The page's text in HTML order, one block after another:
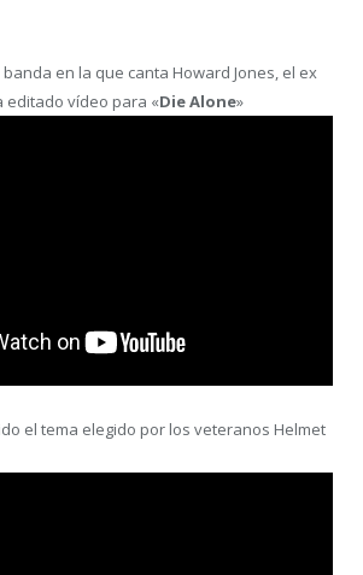
banda en la que canta Howard Jones, el ex
editado vídeo para «Die Alone»
el tema elegido por los veteranos Helmet